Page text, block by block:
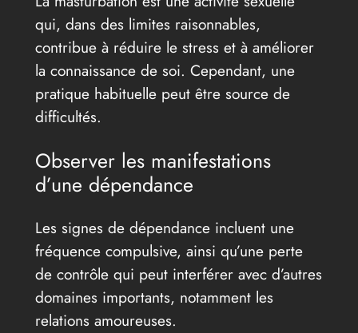
qui, dans des limites raisonnables,
contribue à réduire le stress et à améliorer
la connaissance de soi. Cependant, une
pratique habituelle peut être source de
difficultés.
Observer les manifestations
d’une dépendance
Les signes de dépendance incluent une
fréquence compulsive, ainsi qu’une perte
de contrôle qui peut interférer avec d’autres
domaines importants, notamment les
relations amoureuses.